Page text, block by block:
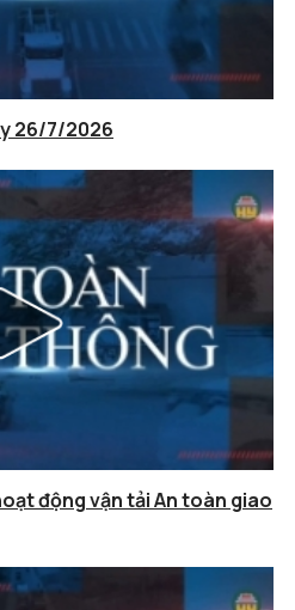
26/7/2026
động vận tải An toàn giao